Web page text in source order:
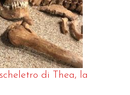
di Thea, la